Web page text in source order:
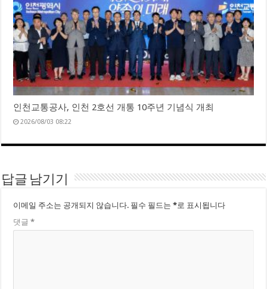
인천교통공사, 인천 2호선 개통 10주년 기념식 개최
2026/08/03 08:22
답글 남기기
이메일 주소는 공개되지 않습니다. 필수 필드는*로 표시됩니다
댓글*